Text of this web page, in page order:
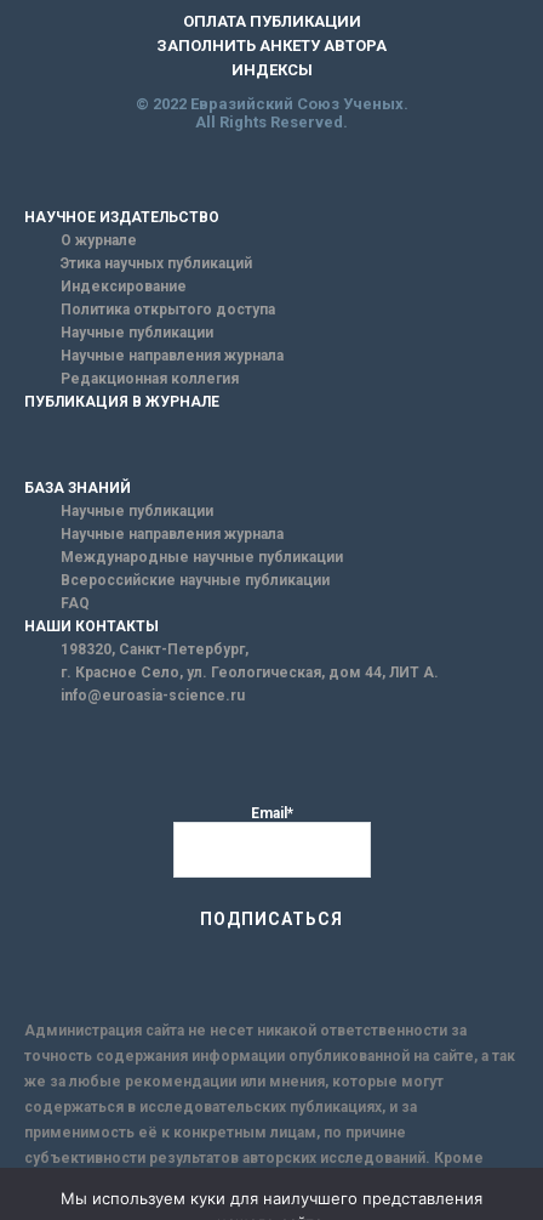
ОПЛАТА ПУБЛИКАЦИИ
ЗАПОЛНИТЬ АНКЕТУ АВТОРА
ИНДЕКСЫ
© 2022 Евразийский Союз Ученых.
All Rights Reserved.
НАУЧНОЕ ИЗДАТЕЛЬСТВО
О журнале
Этика научных публикаций
Индексирование
Политика открытого доступа
Научные публикации
Научные направления журнала
Редакционная коллегия
ПУБЛИКАЦИЯ В ЖУРНАЛЕ
БАЗА ЗНАНИЙ
Научные публикации
Научные направления журнала
Международные научные публикации
Всероссийские научные публикации
FAQ
НАШИ КОНТАКТЫ
198320, Санкт-Петербург,
г. Красное Село, ул. Геологическая, дом 44, ЛИТ А.
info@euroasia-science.ru
Email*
Администрация сайта не несет никакой ответственности за
точность содержания информации опубликованной на сайте, а так
же за любые рекомендации или мнения, которые могут
содержаться в исследовательских публикациях, и за
применимость её к конкретным лицам, по причине
субъективности результатов авторских исследований. Кроме
надежной защиты информации, Сайт не несет ответственности за
Мы используем куки для наилучшего представления